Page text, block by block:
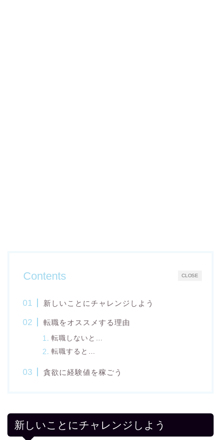
CLOSE
Contents
新しいことにチャレンジしよう
転職をオススメする理由
転職しないと…
転職すると…
貪欲に経験値を稼ごう
新しいことにチャレンジしよう